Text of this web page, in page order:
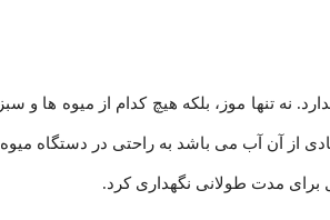
نه تنها موز، بلکه هیچ کدام از میوه ها و
از آن آب می باشد به راحتی در دستگاه
مدت طولانی نگهداری کرد.